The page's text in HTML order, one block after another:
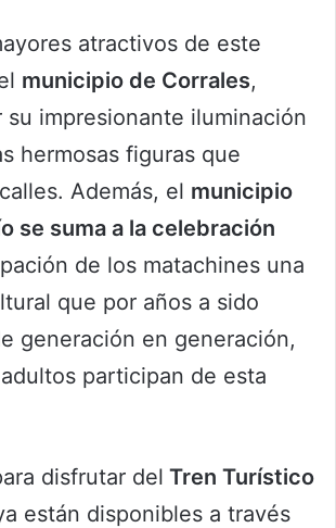
atractivos de este
municipio de Corrales,
su impresionante iluminación
hermosas figuras que
Además, el municipio
se suma a la celebración
de los matachines una
que por años a sido
generación en generación,
participan de esta
disfrutar del Tren Turístico
están disponibles a través